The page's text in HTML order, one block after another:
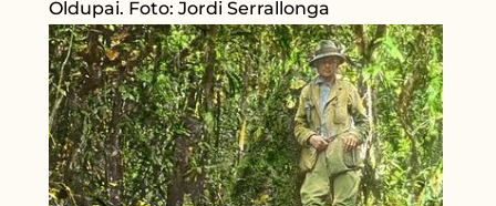
Oldupai. Foto: Jordi Serrallonga